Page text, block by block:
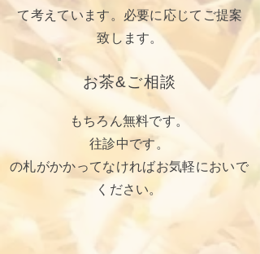
て考えています。必要に応じてご提案
致します。
お茶&ご相談
もちろん無料です。
往診中です。
の札がかかってなければお気軽においで
ください。